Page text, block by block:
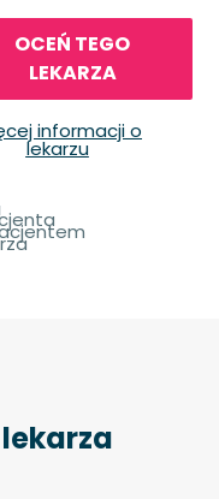
OCEŃ TEGO
LEKARZA
informacji o
lekarzu